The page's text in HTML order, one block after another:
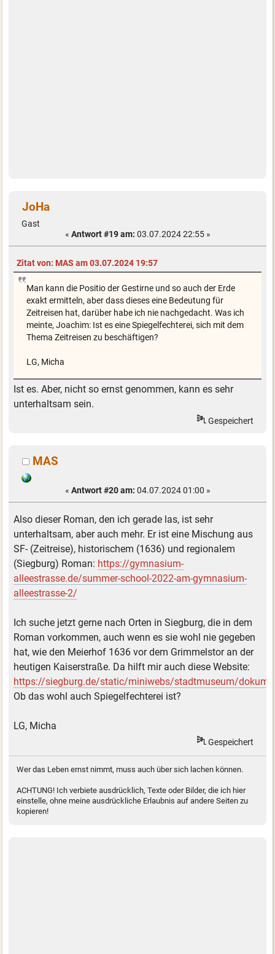
JoHa
Gast
« Antwort #19 am: 03.07.2024 22:55 »
Zitat von: MAS am 03.07.2024 19:57
Man kann die Positio der Gestirne und so auch der Erde
exakt ermitteln, aber dass dieses eine Bedeutung für
Zeitreisen hat, darüber habe ich nie nachgedacht. Was ich
meinte, Joachim: Ist es eine Spiegelfechterei, sich mit dem
Thema Zeitreisen zu beschäftigen?
LG, Micha
Ist es. Aber, nicht so ernst genommen, kann es sehr
unterhaltsam sein.
Gespeichert
MAS
« Antwort #20 am: 04.07.2024 01:00 »
Also dieser Roman, den ich gerade las, ist sehr
unterhaltsam, aber auch mehr. Er ist eine Mischung aus
SF- (Zeitreise), historischem (1636) und regionalem
(Siegburg) Roman: https://gymnasium-
alleestrasse.de/summer-school-2022-am-gymnasium-
alleestrasse-2/
Ich suche jetzt gerne nach Orten in Siegburg, die in dem
Roman vorkommen, auch wenn es sie wohl nie gegeben
hat, wie den Meierhof 1636 vor dem Grimmelstor an der
heutigen Kaiserstraße. Da hilft mir auch diese Website:
https://siegburg.de/static/miniwebs/stadtmuseum/
Ob das wohl auch Spiegelfechterei ist?
LG, Micha
Gespeichert
Wer das Leben ernst nimmt, muss auch über sich lachen können.
ACHTUNG! Ich verbiete ausdrücklich, Texte oder Bilder, die ich hier
einstelle, ohne meine ausdrückliche Erlaubnis auf andere Seiten zu
kopieren!